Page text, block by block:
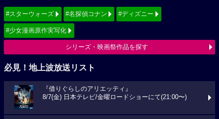
#スターウォーズ #名探偵コナン #ディズニー
#少女漫画原作実写化
シリーズ・映画祭作品を探す
必見！地上波放送リスト
『借りぐらしのアリエッティ』
8/7(金) 日本テレビ/金曜ロードショーにて(21:00〜)